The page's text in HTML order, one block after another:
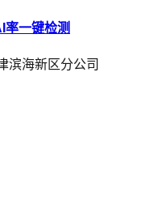
率一键检测
滨海新区分公司